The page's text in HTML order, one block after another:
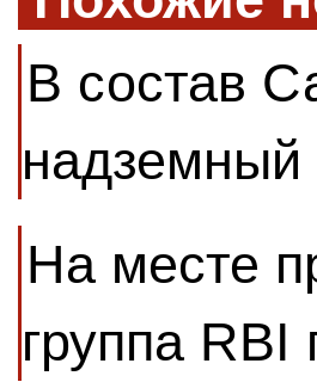
В состав
надземный
На месте
группа